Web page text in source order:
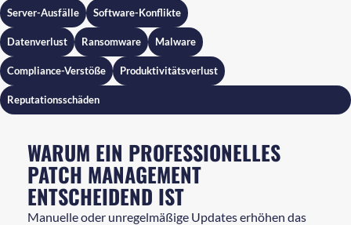
Server-Ausfälle Software-Konflikte
Datenverlust Ransomware Malware
Compliance-Verstöße Produktivitätsverlust
Reputationsschäden
WARUM EIN PROFESSIONELLES
PATCH MANAGEMENT
ENTSCHEIDEND IST
Manuelle oder unregelmäßige Updates erhöhen das